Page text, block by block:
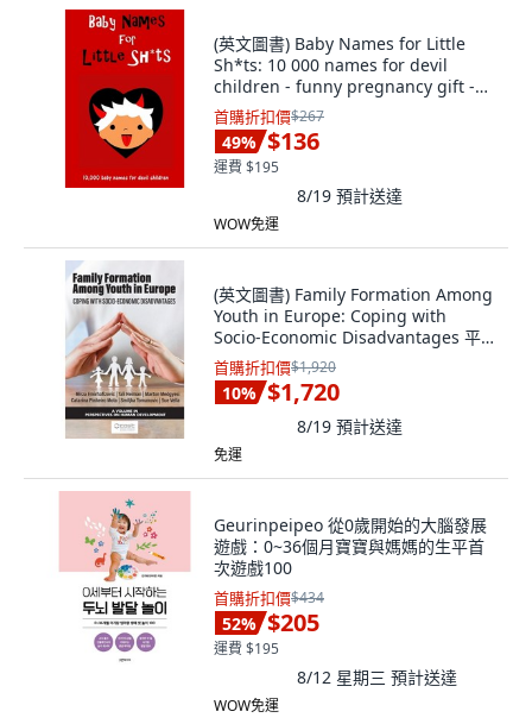
(英文圖書) Baby Names for Little
Sh*ts: 10 000 names for devil
children - funny pregnancy gift -
materni... 平裝版, Independently
Published, 英文
首購折扣價$267
49% $136
運費 $195
8/19 預計送達
WOW免運
(英文圖書) Family Formation Among
Youth in Europe: Coping with
Socio-Economic Disadvantages 平
裝版, Information Age Publishing,
英文
首購折扣價$1,920
10% $1,720
8/19 預計送達
免運
Geurinpeipeo 從0歲開始的大腦發展
遊戲：0~36個月寶寶與媽媽的生平首
次遊戲100
首購折扣價$434
52% $205
運費 $195
8/12 星期三 預計送達
WOW免運